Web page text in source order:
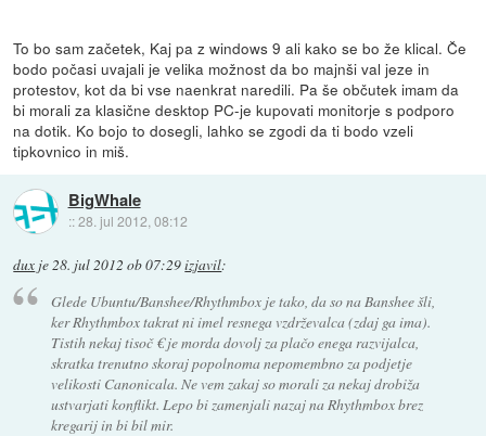
To bo sam začetek, Kaj pa z windows 9 ali kako se bo že klical. Če
bodo počasi uvajali je velika možnost da bo majnši val jeze in
protestov, kot da bi vse naenkrat naredili. Pa še občutek imam da
bi morali za klasične desktop PC-je kupovati monitorje s podporo
na dotik. Ko bojo to dosegli, lahko se zgodi da ti bodo vzeli
tipkovnico in miš.
BigWhale
::28. jul 2012, 08:12
dux je28. jul 2012 ob 07:29izjavil:
Glede Ubuntu/Banshee/Rhythmbox je tako, da so na Banshee šli,
ker Rhythmbox takrat ni imel resnega vzdrževalca (zdaj ga ima).
Tistih nekaj tisoč € je morda dovolj za plačo enega razvijalca,
skratka trenutno skoraj popolnoma nepomembno za podjetje
velikosti Canonicala. Ne vem zakaj so morali za nekaj drobiža
ustvarjati konflikt. Lepo bi zamenjali nazaj na Rhythmbox brez
kregarij in bi bil mir.